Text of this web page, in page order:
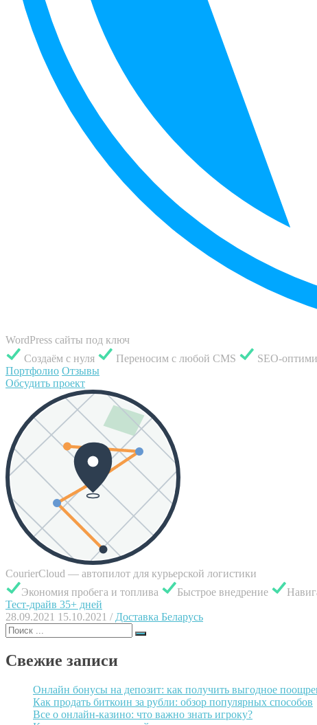
WordPress сайты под ключ
Создаём с нуля
Переносим с любой CMS SEO-
Портфолио Отзывы
Обсудить проект
CourierCloud — автопилот для курьерской логистики
Экономия пробега и топлива
Быстрое внедрение
Тест-драйв 35+ дней
28.09.2021 15.10.2021 / Доставка Беларусь
Поиск
для:
Свежие записи
Онлайн бонусы на депозит: как получить выгодное
Как продать биткоин за рубли: обзор популярных способов
Все о онлайн-казино: что важно знать игроку?